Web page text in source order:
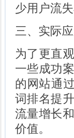
少用户流
三、实际
为了更直
一些成功
的网站通
词排名提
流量增长
价值。